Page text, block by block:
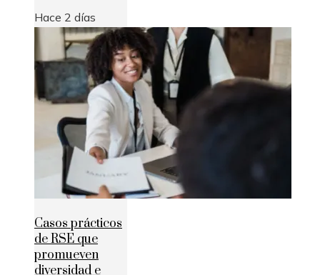
Hace 2 días
Casos prácticos
de RSE que
promueven
diversidad e